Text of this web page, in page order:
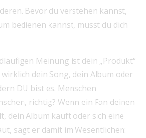
Bevor du verstehen kannst,
bedienen kannst, musst du dich
Meinung ist dein „Produkt“
dein Song, dein Album oder
DU bist es. Menschen
richtig? Wenn ein Fan deinen
dein Album kauft oder sich eine
sagt er damit im Wesentlichen: